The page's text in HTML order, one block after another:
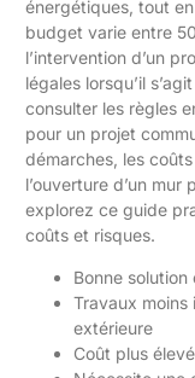
énergétiques, tout
budget varie entre
l’intervention d’un
légales lorsqu’il
consulter les règles
pour un projet
démarches, les
l’ouverture d’un
explorez ce guide
coûts et risques.
Bonne
Travaux moins
extérieure
Coût plus